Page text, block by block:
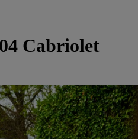
Cabriolet